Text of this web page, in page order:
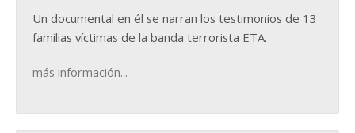
Un documental en él se narran los testimonios de 13
familias víctimas de la banda terrorista ETA.
más información...